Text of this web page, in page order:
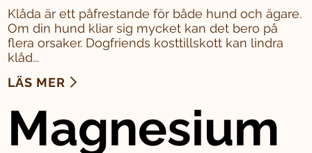
Klåda är ett påfrestande för både hund och ägare.
Om din hund kliar sig mycket kan det bero på
flera orsaker. Dogfriends kosttillskott kan lindra
klåd...
LÄS MER
Magnesium